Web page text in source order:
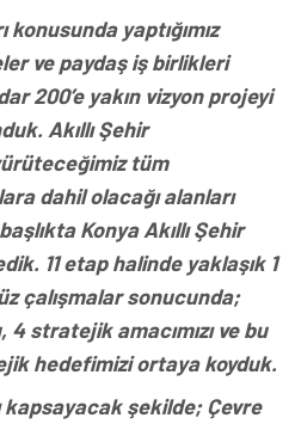
konusunda yaptığımız
ve paydaş iş birlikleri
200’e yakın vizyon projeyi
Akıllı Şehir
tüm
dahil olacağı alanları
Konya Akıllı Şehir
11 etap halinde yaklaşık 1
çalışmalar sonucunda;
4 stratejik amacımızı ve bu
hedefimizi ortaya koyduk.
kapsayacak şekilde; Çevre